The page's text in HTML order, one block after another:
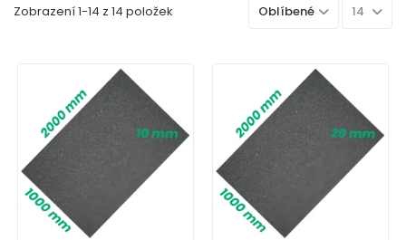
Zobrazení 1-14 z 14 položek Oblíbené 14